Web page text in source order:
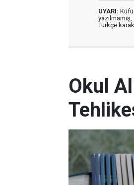
UYARI:
yazılmamış,
Türkçe
Okul